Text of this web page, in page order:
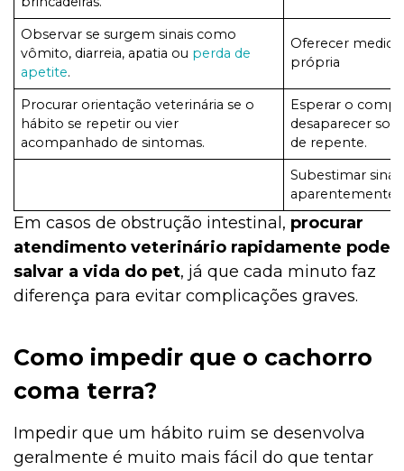
Observar se surgem sinais como
vômito, diarreia, apatia ou perda de
apetite.
Oferecer
própria
Procurar orientação veterinária se o
hábito se repetir ou vier
acompanhado de sintomas.
Esperar o
desaparecer
de repente.
Subestimar
aparentemente
Em casos de obstrução intestinal, procurar
atendimento veterinário rapidamente pode
salvar a vida do pet, já que cada minuto faz
diferença para evitar complicações graves.
Como impedir que o cachorro
coma terra?
Impedir que um hábito ruim se desenvolva
geralmente é muito mais fácil do que tentar